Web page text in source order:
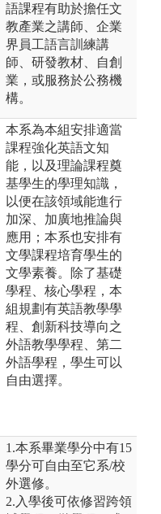
語課程有助於擔任文
教產業之講師、企業
界員工語言訓練講
師、研發教材、自創
業，或服務於公務機
構。
本系為本組安排適當
課程強化英語文知
能，以及理論課程奠
基學生的學理知識，
以便在該領域能進行
加深、加廣地推論與
應用；本系也安排有
文學課程培育學生的
文學素養。除了基礎
學程、核心學程，本
組規劃有英語教學學
程、創新科技導向之
外語教學學程、第二
外語學程，學生可以
自由選擇。
1.本系畢業學分中有15
學分可自由至它系/校
外選修。
2.入學後可依修習跨領